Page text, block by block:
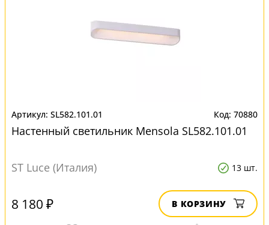
SL582.101.01 70880
Настенный светильник Mensola SL582.101.01
ST Luce (Италия) 13 шт.
8 180 ₽ В КОРЗИНУ